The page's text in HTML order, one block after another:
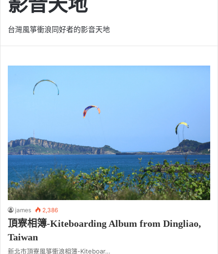
台灣風箏衝浪同好者的影音天地
james 2,386
頂寮相簿-Kiteboarding Album from Dingliao,
Taiwan
新北市頂寮風箏衝浪相簿-Kiteboar…